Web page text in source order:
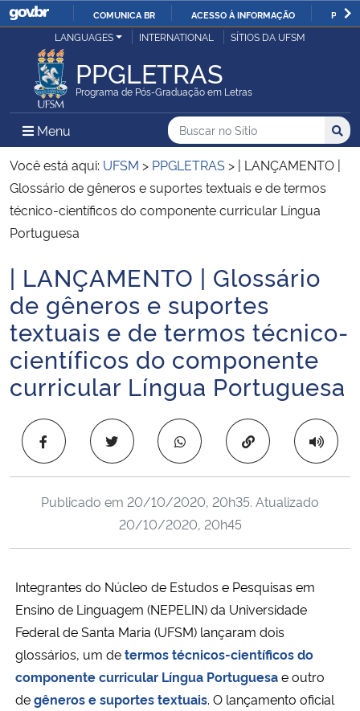
IR
O
COMUNICA BR ACESSO À INFORMAÇÃO
Ministério da Justiça e Segurança Pública
Ministério da Defesa
Ministério das Relações Exteriores
Ministério da Economia
Ministério da Infraestrutura
Ministério da Agricultura, Pecuária e Abastecimento
Ministério da Educação
Ministério da Cidadania
Ministério da Saúde
Ministério de Minas e Energia
Ministério da Ciência, Tecnologia, Inovações e Comunicações
Ministério do Turismo
Ministério do Desenvolvimento Regional
Controladoria-Geral da União
LANGUAGES INTERNATIONAL SÍTIOS DA UFSM
PPGLETRAS
Programa de Pós-Graduação em Letras
Menu Menu Principal do Sítio
Busca
Buscar no no Sítio
Busca:
Você está aqui: UFSM > PPGLETRAS > | LANÇAMENTO |
Glossário de gêneros e suportes textuais e de termos
técnico-científicos do componente curricular Língua
Portuguesa
Início do conteúdo
| LANÇAMENTO | Glossário
de gêneros e suportes
textuais e de termos técnico-
científicos do componente
curricular Língua Portuguesa
Copiar para área
Publicado em 20/10/2020, 20h35. Atualizado
20/10/2020, 20h45
Integrantes do Núcleo de Estudos e Pesquisas em
Ensino de Linguagem (NEPELIN) da Universidade
Federal de Santa Maria (UFSM) lançaram dois
glossários, um determos técnicos-científicos do
componente curricular Língua Portuguesae outro
degêneros e suportes textuais. O lançamento oficial